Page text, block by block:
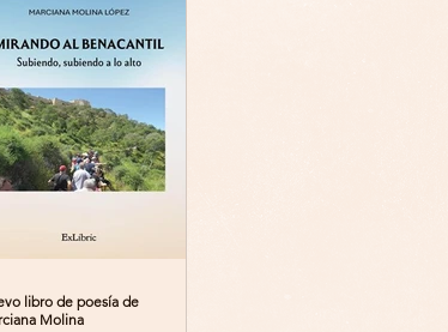
libro de poesía de
Molina